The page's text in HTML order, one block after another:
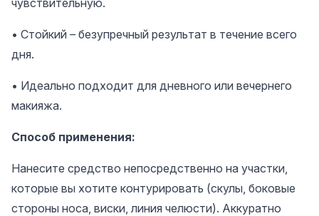
чувствительную.
• Стойкий – безупречный результат в течение всего
дня.
• Идеально подходит для дневного или вечернего
макияжа.
Способ применения:
Нанесите средство непосредственно на участки,
которые вы хотите контурировать (скулы, боковые
стороны носа, виски, линия челюсти). Аккуратно